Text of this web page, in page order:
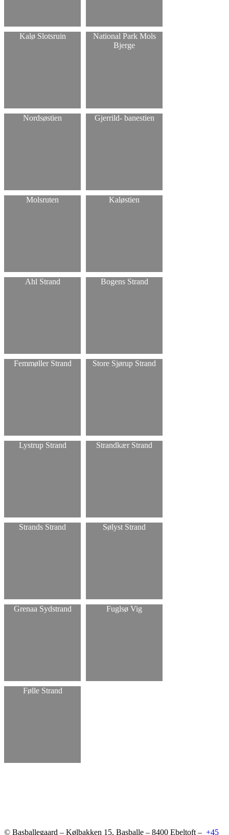
Kalø Slotsruin
National Park Mols
Bjerge
Nordsøstien Gjerrild- banestien
Molsruten Kaløstien
Ahl Strand Bogens Strand
Femmøller Strand Store Sjørup Strand
Lystrup Strand Strandkær Strand
Strands Strand Sølyst Strand
Grenaa Sydstrand Fuglsø Vig
Følle Strand
© Basballegaard – Kølbakken 15, Basballe – 8400 Ebeltoft – +45